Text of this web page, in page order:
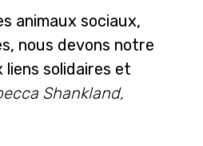
animaux sociaux,
nous devons notre
solidaires et
Shankland,